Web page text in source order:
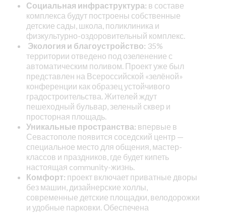
Социальная инфраструктура: в составе
комплекса будут построены собственные
детские сады, школа, поликлиника и
физкультурно-оздоровительный комплекс.
Экология и благоустройство: 35%
территории отведено под озеленение с
автоматическим поливом. Проект уже был
представлен на Всероссийской «зелёной»
конференции как образец устойчивого
градостроительства. Жителей ждут
пешеходный бульвар, зеленый сквер и
просторная площадь.
Уникальные пространства: впервые в
Севастополе появится соседский центр —
специальное место для общения, мастер-
классов и праздников, где будет кипеть
настоящая community-жизнь.
Комфорт: проект включает приватные дворы
без машин, дизайнерские холлы,
современные детские площадки, велодорожки
и удобные парковки. Обеспечена